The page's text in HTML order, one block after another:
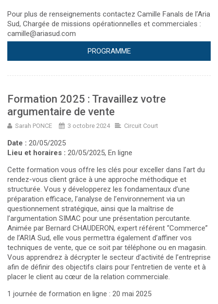
Pour plus de renseignements contactez Camille Fanals de l’Aria
Sud, Chargée de missions opérationnelles et commerciales :
camille@ariasud.com
PROGRAMME
Formation 2025 : Travaillez votre
argumentaire de vente
Sarah PONCE 3 octobre 2024 Circuit Court
Date : 20/05/2025
Lieu et horaires : 20/05/2025, En ligne
Cette formation vous offre les clés pour exceller dans l’art du
rendez-vous client grâce à une approche méthodique et
structurée. Vous y développerez les fondamentaux d’une
préparation efficace, l’analyse de l’environnement via un
questionnement stratégique, ainsi que la maîtrise de
l’argumentation SIMAC pour une présentation percutante.
Animée par Bernard CHAUDERON, expert référent “Commerce”
de l’ARIA Sud, elle vous permettra également d’affiner vos
techniques de vente, que ce soit par téléphone ou en magasin.
Vous apprendrez à décrypter le secteur d’activité de l’entreprise
afin de définir des objectifs clairs pour l’entretien de vente et à
placer le client au cœur de la relation commerciale.
1 journée de formation en ligne : 20 mai 2025